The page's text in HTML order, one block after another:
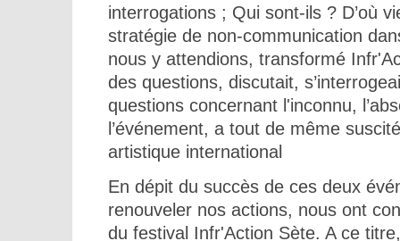
interrogations ; Qui sont-ils ? D’où
stratégie de non-communication
nous y attendions, transformé
des questions, discutait,
questions concernant l'inconnu,
l’événement, a tout de même
artistique international
En dépit du succès de ces deux
renouveler nos actions, nous ont
du festival Infr'Action Sète. A ce